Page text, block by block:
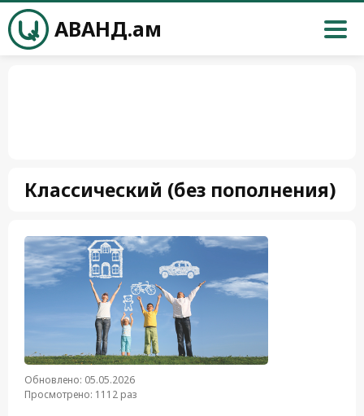
АВАНД.ам
Классический (без пополнения)
Обновлено: 05.05.2026
Просмотрено: 1112 раз